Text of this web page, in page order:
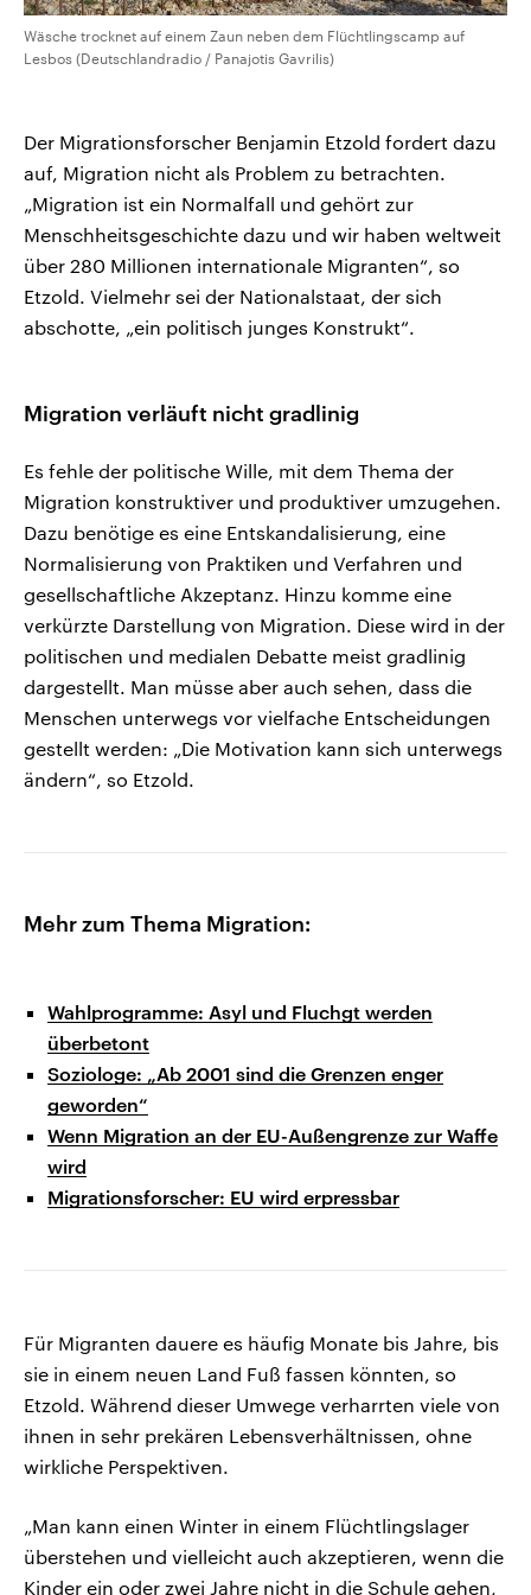
Wäsche trocknet auf einem Zaun neben dem Flüchtlingscamp auf
Lesbos (Deutschlandradio / Panajotis Gavrilis)
Der Migrationsforscher Benjamin Etzold fordert dazu
auf, Migration nicht als Problem zu betrachten.
„Migration ist ein Normalfall und gehört zur
Menschheitsgeschichte dazu und wir haben weltweit
über 280 Millionen internationale Migranten“, so
Etzold. Vielmehr sei der Nationalstaat, der sich
abschotte, „ein politisch junges Konstrukt“.
Migration verläuft nicht gradlinig
Es fehle der politische Wille, mit dem Thema der
Migration konstruktiver und produktiver umzugehen.
Dazu benötige es eine Entskandalisierung, eine
Normalisierung von Praktiken und Verfahren und
gesellschaftliche Akzeptanz. Hinzu komme eine
verkürzte Darstellung von Migration. Diese wird in der
politischen und medialen Debatte meist gradlinig
dargestellt. Man müsse aber auch sehen, dass die
Menschen unterwegs vor vielfache Entscheidungen
gestellt werden: „Die Motivation kann sich unterwegs
ändern“, so Etzold.
Mehr zum Thema Migration:
Wahlprogramme: Asyl und Fluchgt werden
überbetont
Soziologe: „Ab 2001 sind die Grenzen enger
geworden“
Wenn Migration an der EU-Außengrenze zur Waffe
wird
Migrationsforscher: EU wird erpressbar
Für Migranten dauere es häufig Monate bis Jahre, bis
sie in einem neuen Land Fuß fassen könnten, so
Etzold. Während dieser Umwege verharrten viele von
ihnen in sehr prekären Lebensverhältnissen, ohne
wirkliche Perspektiven.
„Man kann einen Winter in einem Flüchtlingslager
überstehen und vielleicht auch akzeptieren, wenn die
Kinder ein oder zwei Jahre nicht in die Schule gehen,